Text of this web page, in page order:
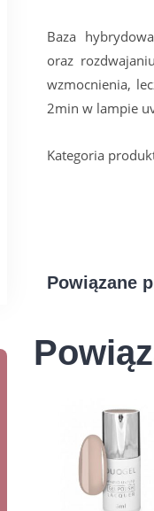
Baza
oraz
wzmocnienia,
2min w lampie
Kategoria
Powiązane